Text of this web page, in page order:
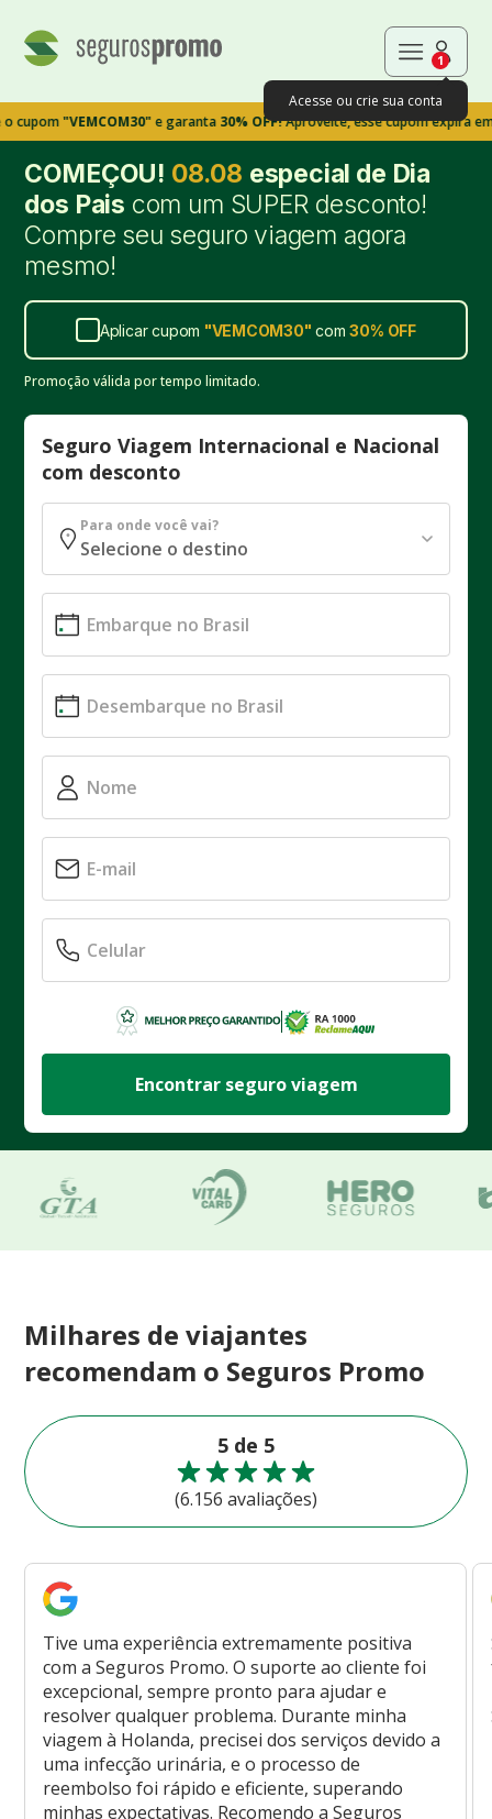
1
Acesse ou crie sua conta
"VEMCOM30"e garanta30% OFF!Aproveite, esse cupom expira em 9m39s
COMEÇOU! 08.08 especial de Dia
dos Pais com um SUPER desconto!
Compre seu seguro viagem agora
mesmo!
Aplicar cupom "VEMCOM30" com30% OFF
Promoção válida por tempo limitado.
Seguro Viagem Internacional e Nacional
com desconto
Para onde você vai?
Encontrar seguro viagem
Milhares de viajantes
recomendam o Seguros Promo
5 de 5
(6.156 avaliações)
Tive uma experiência extremamente positiva
com a Seguros Promo. O suporte ao cliente foi
excepcional, sempre pronto para ajudar e
resolver qualquer problema. Durante minha
viagem à Holanda, precisei dos serviços devido a
uma infecção urinária, e o processo de
reembolso foi rápido e eficiente, superando
minhas expectativas. Recomendo a Seguros